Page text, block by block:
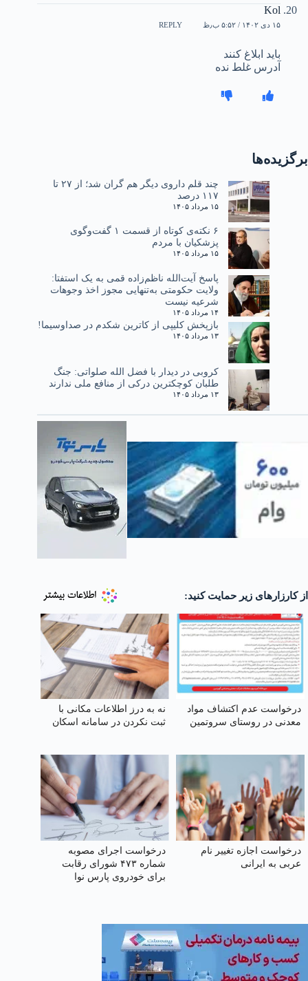
Kol
۱۵ دی ۱۴۰۲ / ۵:۵۲ ب٫ظ REPLY
باید ابلاغ کنند
آدرس غلط نده
برگزیده‌ها
چند قلم داروی دیگر هم گران شد؛ از ۲۷ تا
۱۱۷ درصد
۱۵ مرداد ۱۴۰۵
۶ نکته‌ی کوتاه از قسمت ۱ گفت‌وگوی
پزشکیان با مردم
۱۵ مرداد ۱۴۰۵
پاسخ آیت‌الله ناظم‌زاده قمی به یک استفتا:
ولایت حکومتی به‌تنهایی مجوز اخذ وجوهات
شرعیه نیست
۱۴ مرداد ۱۴۰۵
بازپخش کلیپی از کاترین شکدم در صداوسیما!
۱۳ مرداد ۱۴۰۵
کروبی در دیدار با فضل الله صلواتی: جنگ
طلبان کوچکترین درکی از منافع ملی ندارند
۱۳ مرداد ۱۴۰۵
از کارزارهای زیر حمایت کنید:
درخواست عدم اکتشاف مواد
معدنی در روستای سروتمین
نه به درز اطلاعات مکانی با
ثبت نکردن در سامانه اسکان
درخواست اجازه تغییر نام
عربی به ایرانی
درخواست اجرای مصوبه
شماره ۴۷۳ شورای رقابت
برای خودروی پارس نوا